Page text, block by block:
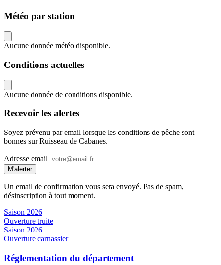
Météo par station
Aucune donnée météo disponible.
Conditions actuelles
Aucune donnée de conditions disponible.
Recevoir les alertes
Soyez prévenu par email lorsque les conditions de pêche sont
bonnes sur Ruisseau de Cabanes.
Adresse email
M'alerter
Un email de confirmation vous sera envoyé. Pas de spam,
désinscription à tout moment.
Saison 2026
Ouverture truite
Saison 2026
Ouverture carnassier
Réglementation du département